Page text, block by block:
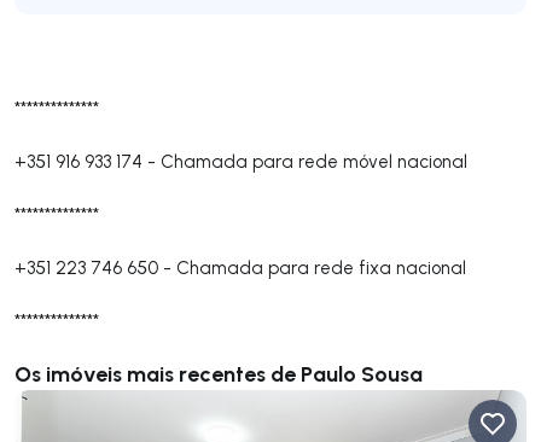
**************
+351 916 933 174 - Chamada para rede móvel nacional
**************
+351 223 746 650 - Chamada para rede fixa nacional
**************
Os imóveis mais recentes de Paulo Sousa